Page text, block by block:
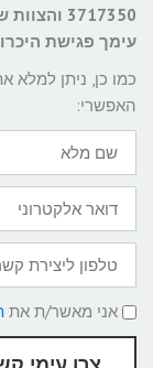
3717350
עימך פגישת
כמו כן, ניתן למלא
האפשרי:
שם
מלא
דואר
אלקטרוני
טלפון
ליצירת
קשר
תנאי
שימוש
ומדיניות
פרטיות
אני מאשר/ת את